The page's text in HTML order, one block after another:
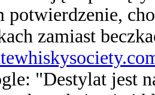
potwierdzenie,
zamiast
"Destylat jest